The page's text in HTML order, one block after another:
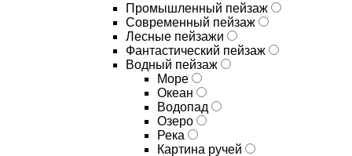
Промышленный пейзаж
Современный пейзаж
Лесные пейзажи
Фантастический пейзаж
Водный пейзаж
Море
Океан
Водопад
Озеро
Река
Картина ручей